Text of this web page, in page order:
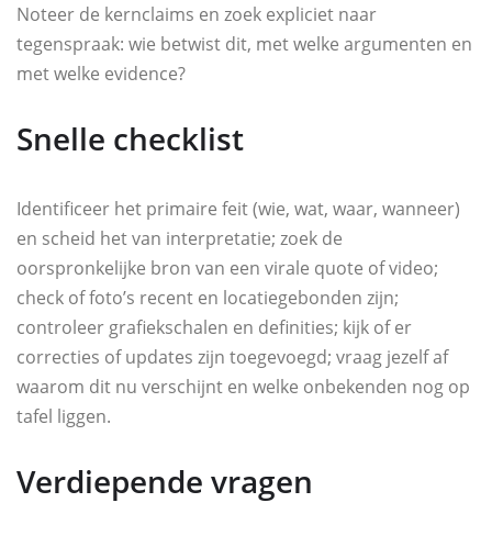
Noteer de kernclaims en zoek expliciet naar
tegenspraak: wie betwist dit, met welke argumenten en
met welke evidence?
Snelle checklist
Identificeer het primaire feit (wie, wat, waar, wanneer)
en scheid het van interpretatie; zoek de
oorspronkelijke bron van een virale quote of video;
check of foto’s recent en locatiegebonden zijn;
controleer grafiekschalen en definities; kijk of er
correcties of updates zijn toegevoegd; vraag jezelf af
waarom dit nu verschijnt en welke onbekenden nog op
tafel liggen.
Verdiepende vragen